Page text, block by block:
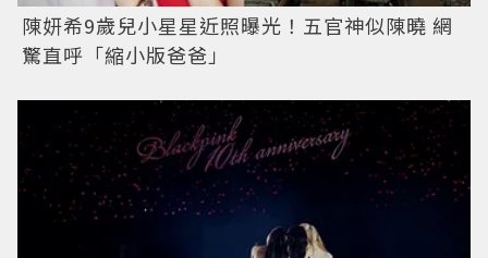
陳妍希9歲兒小星星近照曝光！五官神似陳曉 網
驚直呼「縮小版爸爸」